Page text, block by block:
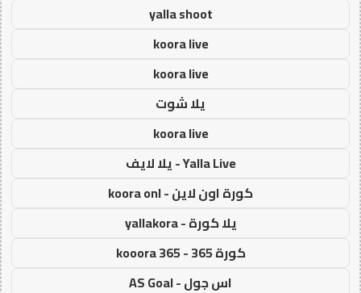
yalla shoot
koora live
koora live
يلا شوت
koora live
Yalla Live - يلا لايف
كورة اون لاين - koora onl
يلا كورة - yallakora
كورة 365 - kooora 365
اس جول - AS Goal